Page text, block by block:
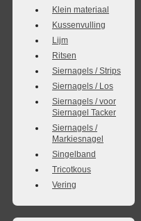
Klein materiaal
Kussenvulling
Lijm
Ritsen
Siernagels / Strips
Siernagels / Los
Siernagels / voor
Siernagel Tacker
Siernagels /
Markiesnagel
Singelband
Tricotkous
Vering